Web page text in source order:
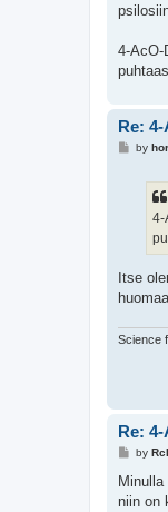
4-AcO-
Re:
Pby
4-
Itse
Science
Re:
P
s
by
niin on